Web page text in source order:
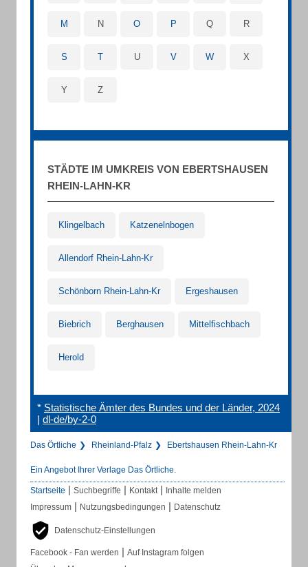
M N O P Q R
S T U V W X
Y Z
STÄDTE IM UMKREIS VON EBERTSHAUSEN
RHEIN-LAHN-KR
Klingelbach Katzenelnbogen
Allendorf Rhein-Lahn-Kr
Schönborn Rhein-Lahn-Kr Ergeshausen
Biebrich Berghausen Mittelfischbach
Herold
* Statistische Ämter des Bundes und der Länder, 2024
| dl-de/by-2-0
Das Örtliche Rheinland-Pfalz Ebertshausen Rhein-Lahn-Kr
Ein Angebot Ihrer Verlage Das Örtliche.
Startseite | Suchbegriffe | Kontakt | Inhalte melden
Impressum | Nutzungsbedingungen | Datenschutz
Datenschutz-Einstellungen
Facebook - Fan werden | Auf Instagram folgen